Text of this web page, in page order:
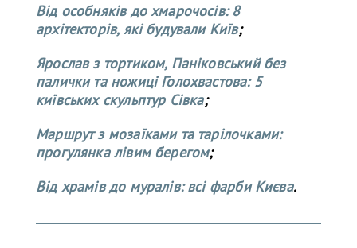
Від особняків до хмарочосів: 8
архітекторів, які будували Київ;
Ярослав з тортиком, Паніковський без
палички та ножиці Голохвастова: 5
київських скульптур Сівка;
Маршрут з мозаїками та тарілочками:
прогулянка лівим берегом;
Від храмів до муралів: всі фарби Києва.